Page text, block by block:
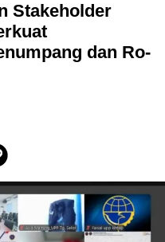
Stakeholder
dan Ro-